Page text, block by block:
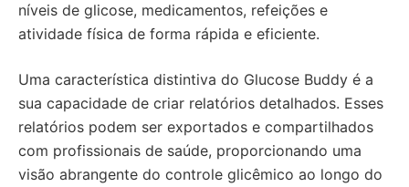
níveis de glicose, medicamentos, refeições e
atividade física de forma rápida e eficiente.
Uma característica distintiva do Glucose Buddy é a
sua capacidade de criar relatórios detalhados. Esses
relatórios podem ser exportados e compartilhados
com profissionais de saúde, proporcionando uma
visão abrangente do controle glicêmico ao longo do